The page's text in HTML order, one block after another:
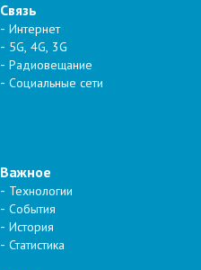
Связь
Интернет
5G, 4G, 3G
Радиовещание
Социальные сети
Важное
Технологии
События
История
Статистика